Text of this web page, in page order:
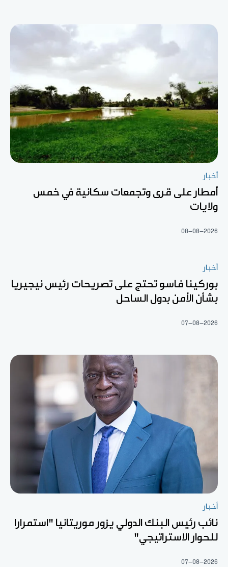
أخبار
أمطار على قرى وتجمعات سكانية في خمس
ولايات
08-08-2026
أخبار
بوركينا فاسو تحتج على تصريحات رئيس نيجيريا
بشأن الأمن بدول الساحل
07-08-2026
أخبار
نائب رئيس البنك الدولي يزور موريتانيا "استمرارا
للحوار الاستراتيجي"
07-08-2026